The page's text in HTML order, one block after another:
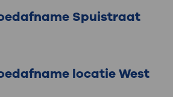
Spuistraat
locatie West